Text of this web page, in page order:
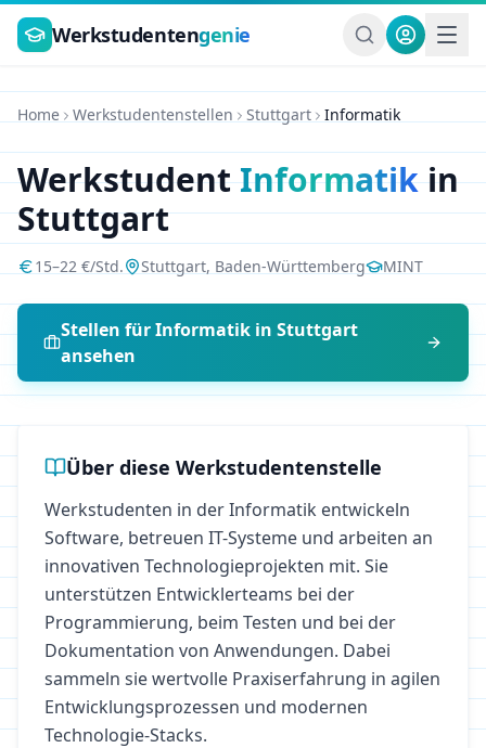
Zum Hauptinhalt springen
Werkstudentengenie
Home Werkstudentenstellen Stuttgart Informatik
WerkstudentInformatikin
Stuttgart
15–22 €/Std. Stuttgart, Baden-Württemberg MINT
Stellen fürInformatikin Stuttgart
ansehen
Über diese Werkstudentenstelle
Werkstudenten in der Informatik entwickeln
Software, betreuen IT-Systeme und arbeiten an
innovativen Technologieprojekten mit. Sie
unterstützen Entwicklerteams bei der
Programmierung, beim Testen und bei der
Dokumentation von Anwendungen. Dabei
sammeln sie wertvolle Praxiserfahrung in agilen
Entwicklungsprozessen und modernen
Technologie-Stacks.